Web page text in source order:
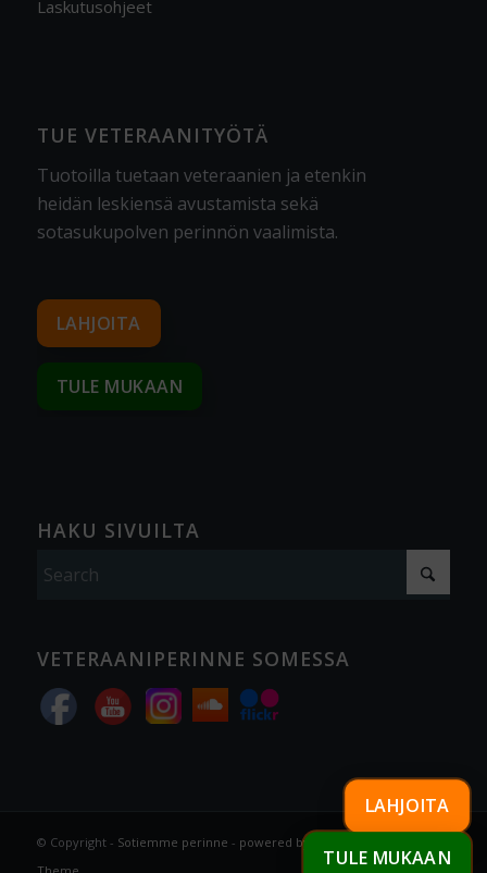
Laskutusohjeet
TUE VETERAANITYÖTÄ
Tuotoilla tuetaan veteraanien ja etenkin
heidän leskiensä avustamista sekä
sotasukupolven perinnön vaalimista.
LAHJOITA
TULE MUKAAN
HAKU SIVUILTA
VETERAANIPERINNE SOMESSA
© Copyright - Sotiemme perinne - powered by Enfold WordPress
LAHJOITA
TULE MUKAAN